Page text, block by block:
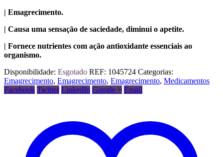
| Emagrecimento.
| Causa uma sensação de saciedade, diminui o apetite.
| Fornece nutrientes com ação antioxidante essenciais ao
organismo.
Disponibilidade: Esgotado REF: 1045724 Categorias:
Emagrecimento, Emagrecimento, Emagrecimento, Medicamentos
Facebook Twitter LinkedIn Google + Email